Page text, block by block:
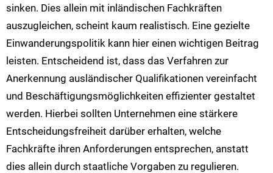
sinken. Dies allein mit inländischen Fachkräften
auszugleichen, scheint kaum realistisch. Eine gezielte
Einwanderungspolitik kann hier einen wichtigen Beitrag
leisten. Entscheidend ist, dass das Verfahren zur
Anerkennung ausländischer Qualifikationen vereinfacht
und Beschäftigungsmöglichkeiten effizienter gestaltet
werden. Hierbei sollten Unternehmen eine stärkere
Entscheidungsfreiheit darüber erhalten, welche
Fachkräfte ihren Anforderungen entsprechen, anstatt
dies allein durch staatliche Vorgaben zu regulieren.